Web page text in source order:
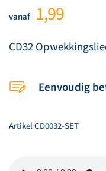
vanaf 1,99
CD32
Eenvoudig
ArtikelCD0032-SET